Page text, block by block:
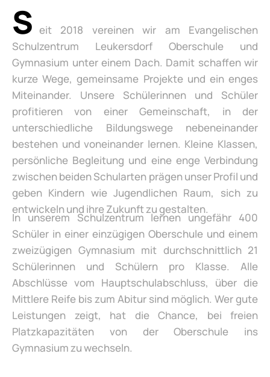
S eit 2018 vereinen wir am Evangelischen
Schulzentrum Leukersdorf Oberschule und
Gymnasium unter einem Dach. Damit schaffen wir
kurze Wege, gemeinsame Projekte und ein enges
Miteinander. Unsere Schülerinnen und Schüler
profitieren von einer Gemeinschaft, in der
unterschiedliche Bildungswege nebeneinander
bestehen und voneinander lernen. Kleine Klassen,
persönliche Begleitung und eine enge Verbindung
zwischen beiden Schularten prägen unser Profil und
geben Kindern wie Jugendlichen Raum, sich zu
entwickeln und ihre Zukunft zu gestalten.
In unserem Schulzentrum lernen ungefähr 400
Schüler in einer einzügigen Oberschule und einem
zweizügigen Gymnasium mit durchschnittlich 21
Schülerinnen und Schülern pro Klasse. Alle
Abschlüsse vom Hauptschulabschluss, über die
Mittlere Reife bis zum Abitur sind möglich. Wer gute
Leistungen zeigt, hat die Chance, bei freien
Platzkapazitäten von der Oberschule ins
Gymnasium zu wechseln.